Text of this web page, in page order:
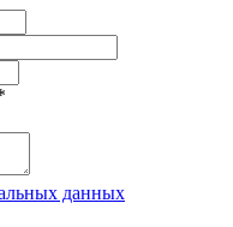
данных